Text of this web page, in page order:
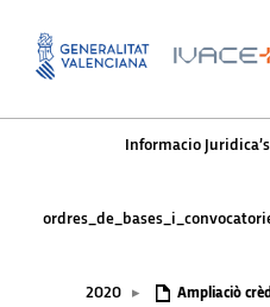
Informacio
2020 ▸ Ampliaciò